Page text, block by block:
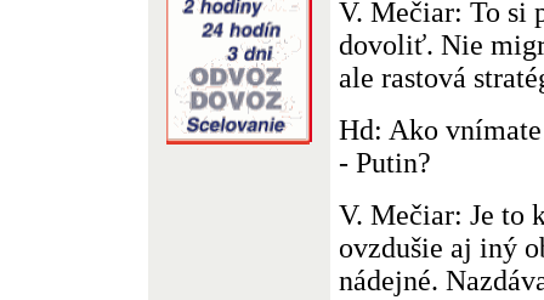
V. Mečiar: To si
dovoliť. Nie
ale rastová
Hd: Ako
- Putin?
V. Mečiar: Je to
ovzdušie aj iný
nádejné.